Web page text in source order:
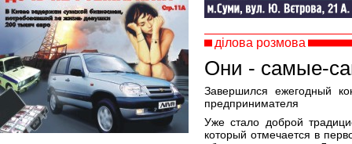
ділова розмова
Они - самые-
Завершился ежегодный
предпринимателя
Уже стало доброй
который отмечается в